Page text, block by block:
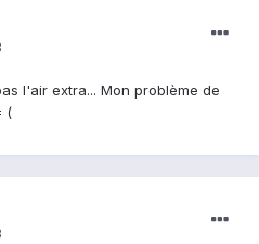
l'air extra... Mon problème de
(